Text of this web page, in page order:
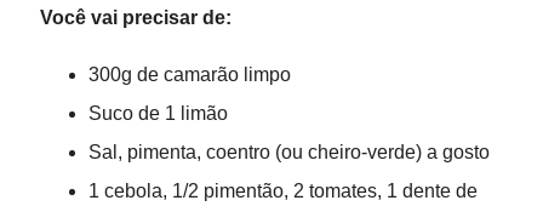
Você vai precisar de:
300g de camarão limpo
Suco de 1 limão
Sal, pimenta, coentro (ou cheiro-verde) a gosto
1 cebola, 1/2 pimentão, 2 tomates, 1 dente de